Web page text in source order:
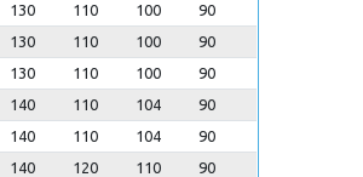
130 110 100
90
130 110 100
90
130 110 100
90
140 110 104
90
140 110 104
90
140 120 110
90